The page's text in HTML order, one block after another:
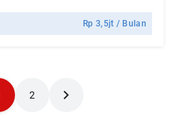
Rp3,5jt / Bulan
2